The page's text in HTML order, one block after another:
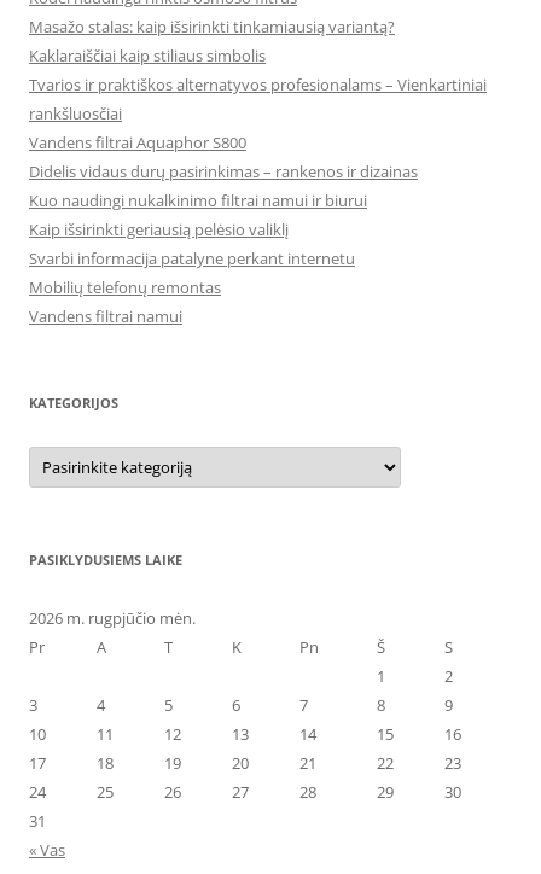
Masažo stalas: kaip išsirinkti tinkamiausią variantą?
Kaklaraiščiai kaip stiliaus simbolis
Tvarios ir praktiškos alternatyvos profesionalams – Vienkartiniai
rankšluosčiai
Vandens filtrai Aquaphor S800
Didelis vidaus durų pasirinkimas – rankenos ir dizainas
Kuo naudingi nukalkinimo filtrai namui ir biurui
Kaip išsirinkti geriausią pelėsio valiklį
Svarbi informacija patalyne perkant internetu
Mobilių telefonų remontas
Vandens filtrai namui
KATEGORIJOS
Kategorijos
PASIKLYDUSIEMS LAIKE
2026 m. rugpjūčio mėn.
Pr
A T K Pn Š
S
1
2
3
4 5 6 7 8
9
10
11 12 13 14 15
16
17
18 19 20 21 22
23
24
25 26 27 28 29
30
31
« Vas